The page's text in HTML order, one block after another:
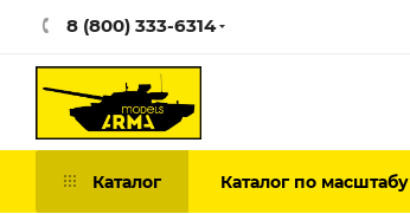
8 (800) 333-6314
Каталог Каталог по масштабу